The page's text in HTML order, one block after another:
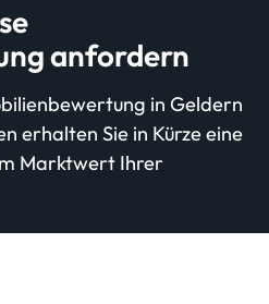
anfordern
in Geldern
erhalten Sie in Kürze eine
Marktwert Ihrer